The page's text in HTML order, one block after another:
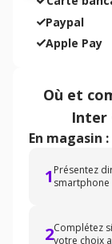
Paypal
Apple Pay
Où et
Inter
En magasin :
1 Présentez
smartphone
2Complétez
votre choix